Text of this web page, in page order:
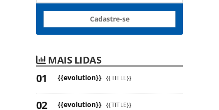
Cadastre-se
MAIS LIDAS
{{evolution}} {{TITLE}}
{{evolution}} {{TITLE}}